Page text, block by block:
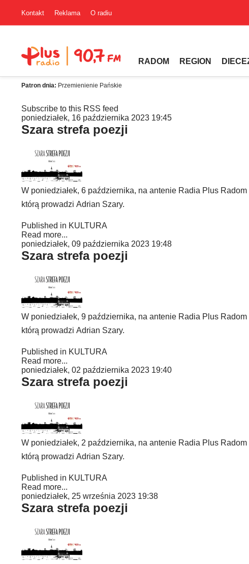
Kontakt Reklama O radiu
RADOM REGION
Patron dnia: Przemienienie Pańskie
Subscribe to this RSS feed
poniedziałek, 16 października 2023 19:45
Szara strefa poezji
W poniedziałek, 6 października, na antenie Radia Plus
którą prowadzi Adrian Szary.
Published in KULTURA
Read more...
poniedziałek, 09 października 2023 19:48
Szara strefa poezji
W poniedziałek, 9 października, na antenie Radia Plus
którą prowadzi Adrian Szary.
Published in KULTURA
Read more...
poniedziałek, 02 października 2023 19:40
Szara strefa poezji
W poniedziałek, 2 października, na antenie Radia Plus
którą prowadzi Adrian Szary.
Published in KULTURA
Read more...
poniedziałek, 25 września 2023 19:38
Szara strefa poezji